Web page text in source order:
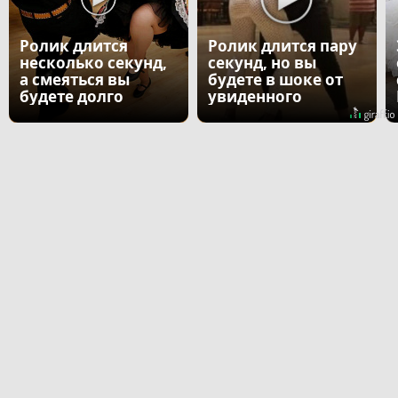
Ролик длится
несколько секунд,
а смеяться вы
будете долго
Ролик длится пару
секунд, но вы
будете в шоке от
увиденного